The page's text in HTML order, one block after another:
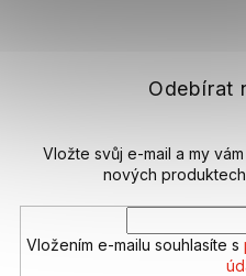
Odebírat
Vložte svůj e-mail a my
nových
Vložením e-mailu souhlasíte s